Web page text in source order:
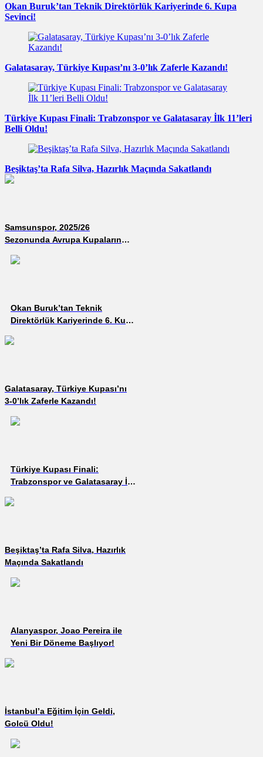
Okan Buruk’tan Teknik Direktörlük Kariyerinde 6. Kupa
Sevinci!
Galatasaray, Türkiye Kupası’nı 3-0’lık Zaferle Kazandı!
Türkiye Kupası Finali: Trabzonspor ve Galatasaray İlk 11’leri
Belli Oldu!
Beşiktaş’ta Rafa Silva, Hazırlık Maçında Sakatlandı
Samsunspor, 2025/26
Sezonunda Avrupa Kupalarında
Okan Buruk’tan Teknik
Direktörlük Kariyerinde 6. Kupa
Galatasaray, Türkiye Kupası’nı
3-0’lık Zaferle Kazandı!
Türkiye Kupası Finali:
Trabzonspor ve Galatasaray İlk
Beşiktaş’ta Rafa Silva, Hazırlık
Maçında Sakatlandı
Alanyaspor, Joao Pereira ile
Yeni Bir Döneme Başlıyor!
İstanbul’a Eğitim İçin Geldi,
Golcü Oldu!